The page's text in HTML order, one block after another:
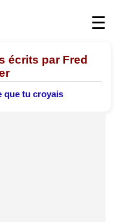
☰
écrits par Fred
que tu croyais